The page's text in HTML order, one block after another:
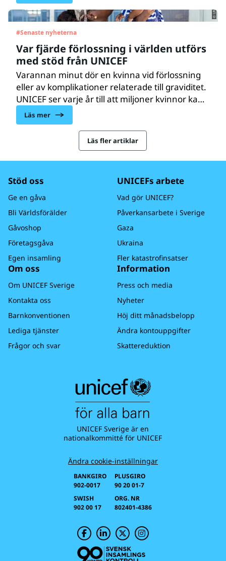
lyckliga famn – och att sedan få ge den gåvan
vidare till mina egna barn. Det är en ynnest.
#Senaste nyheterna
Var fjärde förlossning i världen utförs
med stöd från UNICEF
Varannan minut dör en kvinna vid förlossning
eller av komplikationer relaterade till graviditet.
UNICEF ser varje år till att miljoner kvinnor kan
föda barn under säkra förhållanden.
Läs mer
Läs fler artiklar
Stöd oss
Ge en gåva
Bli Världsförälder
Gåvoshop
Företagsgåva
Egen insamling
UNICEFs arbete
Vad gör UNICEF?
Påverkansarbete i Sverige
Gaza
Ukraina
Fler katastrofinsatser
Om oss
Om UNICEF Sverige
Kontakta oss
Barnkonventionen
Lediga tjänster
Frågor och svar
Information
Press och media
Nyheter
Höj ditt månadsbelopp
Ändra kontouppgifter
Skattereduktion
UNICEF Sverige är en
nationalkommitté för UNICEF
Ändra cookie-inställningar
BANKGIRO
902-0017
SWISH
902 00 17
PLUSGIRO
90 20 01-7
ORG. NR
802401-4386